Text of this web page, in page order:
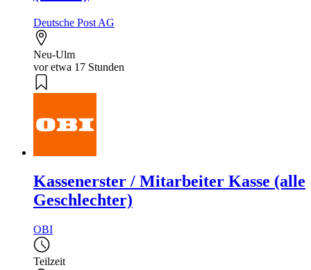
Deutsche Post AG
Neu-Ulm
vor etwa 17 Stunden
Kassenerster / Mitarbeiter Kasse (alle
Geschlechter)
OBI
Teilzeit